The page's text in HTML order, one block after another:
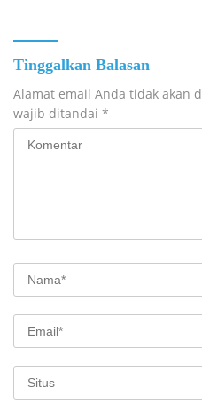
Tinggalkan Balasan
Alamat email Anda tidak akan
wajib ditandai *